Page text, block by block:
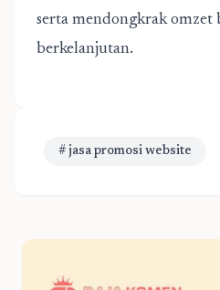
serta mendongkrak omzet
berkelanjutan.
# jasa promosi website